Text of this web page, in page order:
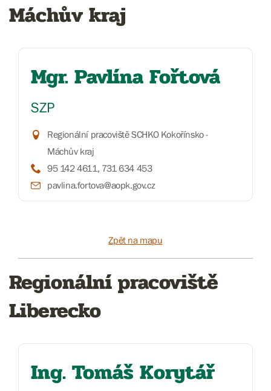
Máchův kraj
Mgr. Pavlína Fořtová
SZP
Regionální pracoviště SCHKO Kokořínsko -
Máchův kraj
95 142 4611, 731 634 453
pavlina.fortova@aopk.gov.cz
Zpět na mapu
Regionální pracoviště
Liberecko
Ing. Tomáš Korytář